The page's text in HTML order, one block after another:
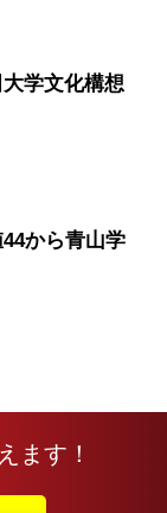
大学文化構想
44から青山学
ます！